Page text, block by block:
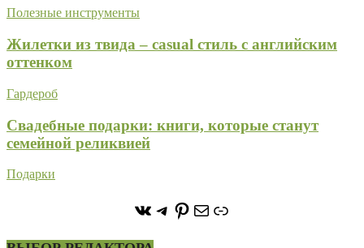
Полезные инструменты
Жилетки из твида – casual стиль с английским
оттенком
Гардероб
Свадебные подарки: книги, которые станут
семейной реликвией
Подарки
https://vk.com/
https://t.me/stoneforest
https://
ПочтаСсылка